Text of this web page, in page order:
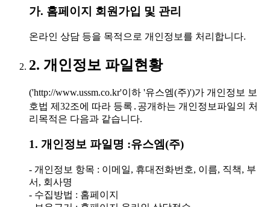
가. 홈페이지 회원가입 및 관리
온라인 상담 등을 목적으로 개인정보를 처리합니다.
2. 개인정보 파일현황
('http://www.ussm.co.kr'이하 '유스엠(주)')가 개인정보 보
호법 제32조에 따라 등록․공개하는 개인정보파일의 처
리목적은 다음과 같습니다.
1. 개인정보 파일명 :유스엠(주)
- 개인정보 항목 : 이메일, 휴대전화번호, 이름, 직책, 부
서, 회사명
- 수집방법 : 홈페이지